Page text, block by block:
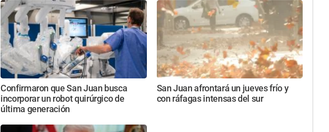
Confirmaron que San Juan busca
incorporar un robot quirúrgico de
última generación
San Juan afrontará un jueves frío y
con ráfagas intensas del sur